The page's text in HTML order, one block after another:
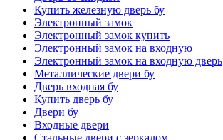
Купить железную дверь бу
Электронный замок
Электронный замок купить
Электронный замок на входную
Электронный замок на входную дверь
Металлические двери бу
Дверь входная бу
Купить дверь бу
Двери бу
Входные двери
Стальные двери с зеркалом